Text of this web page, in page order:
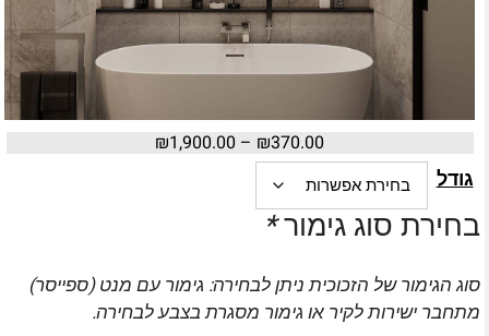
₪370.00
–
₪1,900.00
גודל
בחירת סוג גימור*
סוג הגימור של הזכוכית ניתן לבחירה: גימור עם מנט (ספייסר)
מתחבר ישירות לקיר או גימור מסגרת בצבע לבחירה.